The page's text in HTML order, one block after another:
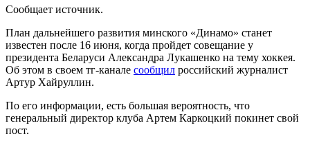
Сообщает источник.
План дальнейшего развития минского «Динамо» станет
известен после 16 июня, когда пройдет совещание у
президента Беларуси Александра Лукашенко на тему хоккея.
Об этом в своем тг-канале сообщил российский журналист
Артур Хайруллин.
По его информации, есть большая вероятность, что
генеральный директор клуба Артем Каркоцкий покинет свой
пост.